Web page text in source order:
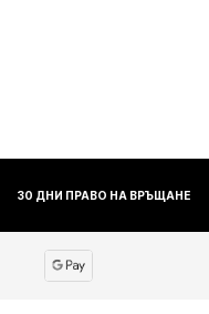
30 ДНИ ПРАВО НА ВРЪЩАНЕ